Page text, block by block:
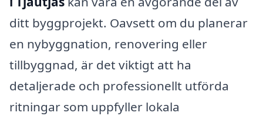
ditt byggprojekt. Oavsett om du planerar
en nybyggnation, renovering eller
tillbyggnad, är det viktigt att ha
detaljerade och professionellt utförda
ritningar som uppfyller lokala